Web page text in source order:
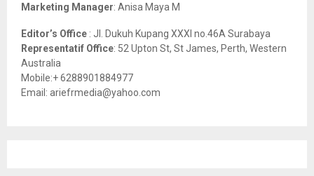
Marketing Manager: Anisa Maya M
Editor’s Office : Jl. Dukuh Kupang XXXI no.46A Surabaya
Representatif Office: 52 Upton St, St James, Perth, Western
Australia
Mobile:+ 6288901884977
Email: ariefrmedia@yahoo.com